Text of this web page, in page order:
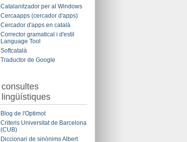
Catalanitzador per al Windows
Cercaapps (cercador d'apps)
Cercador d'apps en català
Corrector gramatical i d'estil
Language Tool
Softcatalà
Traductor de Google
consultes
lingüístiques
Blog de l'Optimot
Criteris Universitat de Barcelona
(CUB)
Diccionari de sinònims Albert